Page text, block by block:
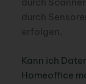
durch
erfolgen.
Kann ich
Homeoffice